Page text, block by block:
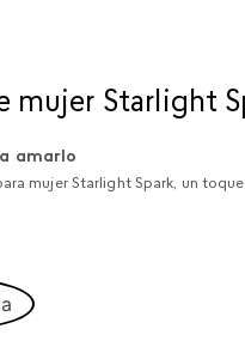
mujer Starlight
amarlo
mujer Starlight Spark, un